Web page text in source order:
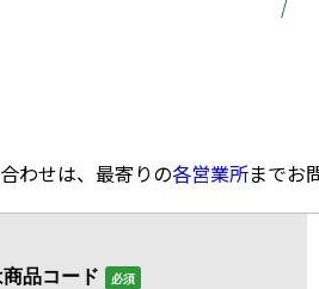
わせは、最寄りの各営業所までお
品コード 必須